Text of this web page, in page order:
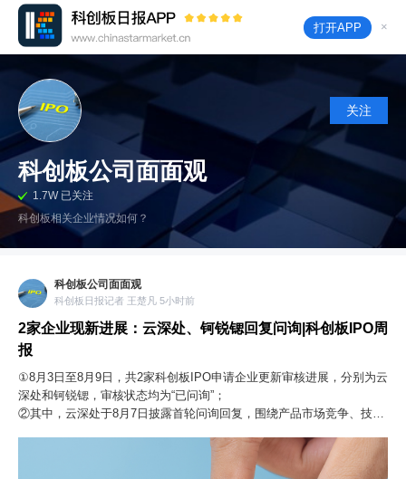
打开APP ×
关注
科创板公司面面观
1.7W 已关注
科创板相关企业情况如何？
科创板公司面面观
科创板日报记者 王楚凡 5小时前
2家企业现新进展：云深处、钶锐锶回复问询|科创板IPO周
报
①8月3日至8月9日，共2家科创板IPO申请企业更新审核进展，分别为云
深处和钶锐锶，审核状态均为“已问询”；
②其中，云深处于8月7日披露首轮问询回复，围绕产品市场竞争、技术